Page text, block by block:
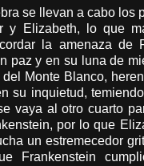
se llevan a cabo los
y Elizabeth, lo que
la amenaza de
paz y en su luna de
Monte Blanco,
su inquietud,
vaya al otro cuarto
por lo que
un estremecedor
Frankenstein